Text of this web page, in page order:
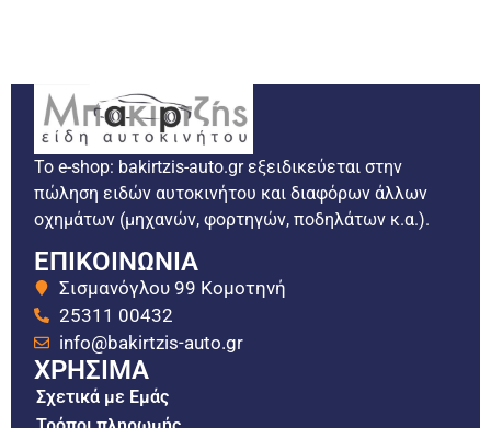
Το e-shop: bakirtzis-auto.gr εξειδικεύεται στην
πώληση ειδών αυτοκινήτου και διαφόρων άλλων
οχημάτων (μηχανών, φορτηγών, ποδηλάτων κ.α.).
ΕΠΙΚΟΙΝΩΝΙΑ
Σισμανόγλου 99 Κομοτηνή
25311 00432
info@bakirtzis-auto.gr
ΧΡΗΣΙΜΑ
Σχετικά με Εμάς